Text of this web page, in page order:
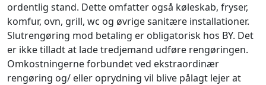
ordentlig stand. Dette omfatter også køleskab, fryser,
komfur, ovn, grill, wc og øvrige sanitære installationer.
Slutrengøring mod betaling er obligatorisk hos BY. Det
er ikke tilladt at lade tredjemand udføre rengøringen.
Omkostningerne forbundet ved ekstraordinær
rengøring og/ eller oprydning vil blive pålagt lejer at